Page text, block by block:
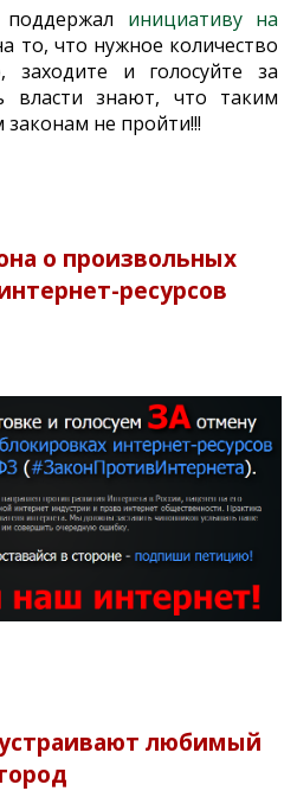
инициативу на
то, что нужное количество
заходите и голосуйте за
власти знают, что таким
не пройти!!!
о произвольных
ресурсов
любимый
город